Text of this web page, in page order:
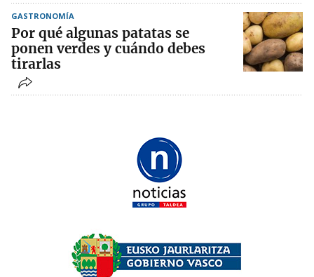
GASTRONOMÍA
Por qué algunas patatas se
ponen verdes y cuándo debes
tirarlas